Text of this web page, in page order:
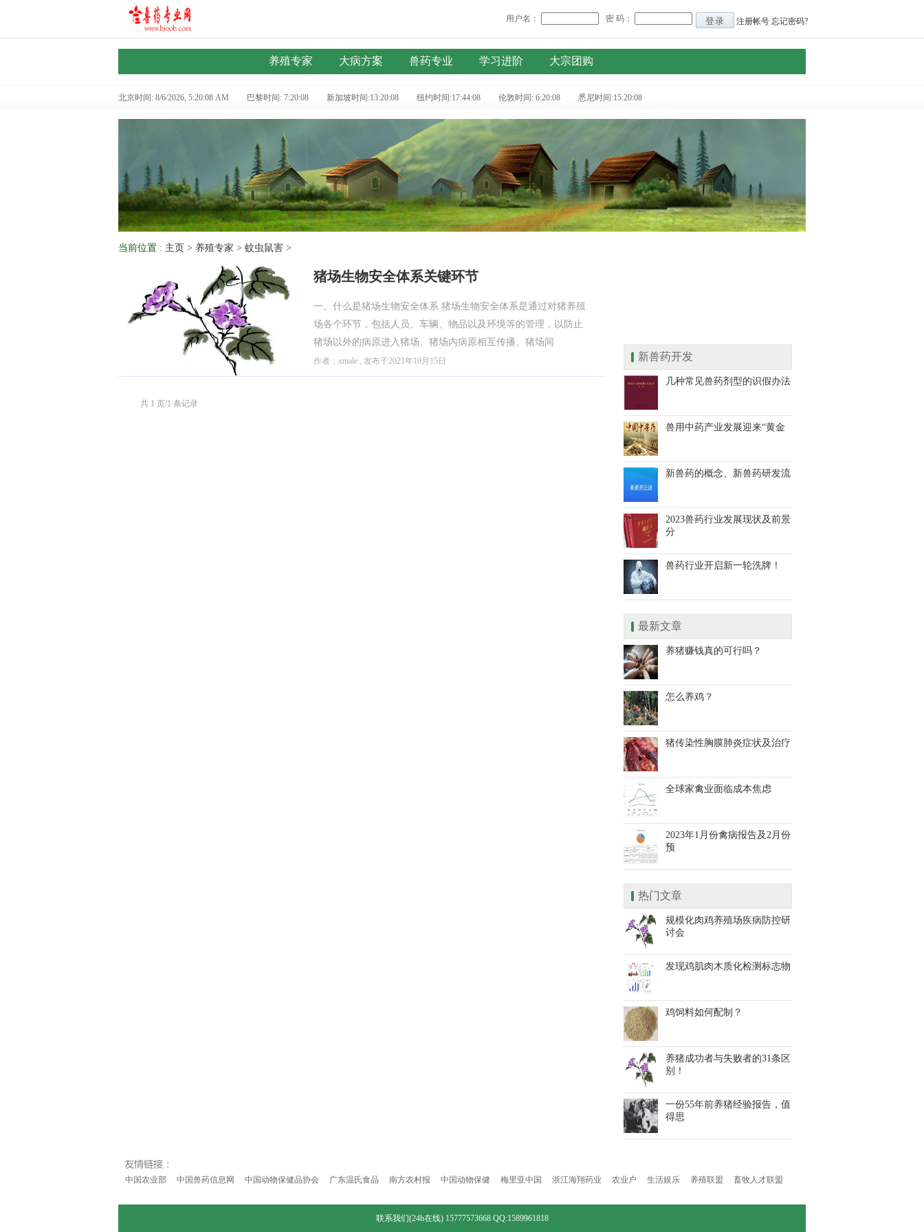
用户名： 密 码： 登录 注册帐号 忘记密码?
养殖专家 大病方案 兽药专业 学习进阶 大宗团购
北京时间: 8/6/2026, 5:20:08 AM 巴黎时间: 7:20:08 新加坡时间:13:20:08 纽约时间:17:44:08 伦敦时间: 6:20:08 悉尼时间:15:20:08
当前位置 : 主页 > 养殖专家 > 蚊虫鼠害 >
猪场生物安全体系关键环节
一、什么是猪场生物安全体系 猪场生物安全体系是通过对猪养殖
场各个环节，包括人员、车辆、物品以及环境等的管理，以防止
猪场以外的病原进入猪场、猪场内病原相互传播、猪场间
作者：xmale , 发布于2021年10月15日
共 1 页/1 条记录
新兽药开发
几种常见兽药剂型的识假办法
兽用中药产业发展迎来“黄金
新兽药的概念、新兽药研发流
2023兽药行业发展现状及前景
分
兽药行业开启新一轮洗牌！
最新文章
养猪赚钱真的可行吗？
怎么养鸡？
猪传染性胸膜肺炎症状及治疗
全球家禽业面临成本焦虑
2023年1月份禽病报告及2月份
预
热门文章
规模化肉鸡养殖场疾病防控研
讨会
发现鸡肌肉木质化检测标志物
鸡饲料如何配制？
养猪成功者与失败者的31条区
别！
一份55年前养猪经验报告，值
得思
中国农业部 中国兽药信息网 中国动物保健品协会 广东温氏食品 南方农村报 中国动物保健 梅里亚中国 浙江海翔药业 农业户 生活娱乐 养殖联盟 畜牧人才联盟
联系我们(24h在线) 15777573668 QQ:1589961818